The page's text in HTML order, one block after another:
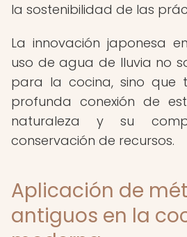
la sostenibilidad de las
La innovación japonesa
uso de agua de lluvia no
para la cocina, sino que
profunda conexión de
naturaleza y su
conservación de recursos.
Aplicación de
antiguos en la